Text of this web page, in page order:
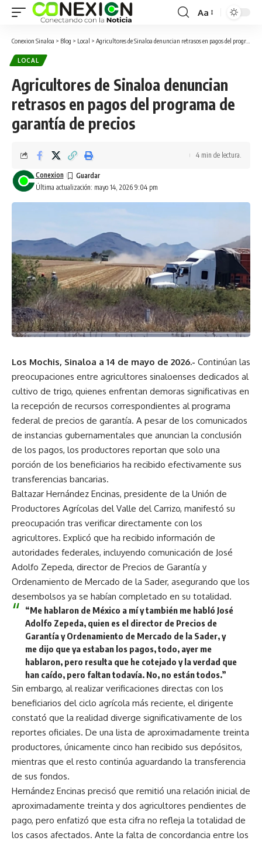
Aa
Conexion Sinaloa > Blog > Local > Agricultores de Sinaloa denuncian retrasos en pagos del programa de garantía de precios
LOCAL
Agricultores de Sinaloa denuncian
retrasos en pagos del programa de
garantía de precios
Última actualización: mayo 14, 2026 9:04 pm
Conexion
4 min de lectura.
Los Mochis, Sinaloa a 14 de mayo de 2026.- Continúan las
preocupaciones entre agricultores sinaloenses dedicados al
cultivo de trigo, quienes enfrentan demoras significativas en
la recepción de recursos correspondientes al programa
federal de precios de garantía. A pesar de los comunicados
de instancias gubernamentales que anuncian la conclusión
de los pagos, los productores reportan que solo una
porción de los beneficiarios ha recibido efectivamente sus
transferencias bancarias.
Baltazar Hernández Encinas, presidente de la Unión de
Productores Agrícolas del Valle del Carrizo, manifestó su
preocupación tras verificar directamente con los
agricultores. Explicó que ha recibido información de
autoridades federales, incluyendo comunicación de José
Adolfo Zepeda, director de Precios de Garantía y
Ordenamiento de Mercado de la Sader, asegurando que los
desembolsos ya se habían completado en su totalidad.
“Me hablaron de México a mí y también me habló José
Adolfo Zepeda, quien es el director de Precios de
Garantía y Ordenamiento de Mercado de la Sader, y
me dijo que ya estaban los pagos, todo, ayer me
hablaron, pero resulta que he cotejado y la verdad que
han caído, pero faltan todavía. No, no están todos.”
Sin embargo, al realizar verificaciones directas con los
beneficiarios del ciclo agrícola más reciente, el dirigente
constató que la realidad diverge significativamente de los
reportes oficiales. De una lista de aproximadamente treinta
productores, únicamente cinco han recibido sus depósitos,
mientras que el resto continúa aguardando la transferencia
de sus fondos.
Hernández Encinas precisó que remitió una relación inicial de
aproximadamente treinta y dos agricultores pendientes de
pago, pero enfatizó que esta cifra no refleja la totalidad de
los casos afectados. Ante la falta de concordancia entre los